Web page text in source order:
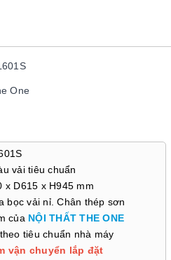
One
vải tiêu chuẩn
x D615 x H945 mm
bọc vải nỉ. Chân thép sơn
của NỘI THẤT THE ONE
tiêu chuẩn nhà máy
vận chuyển lắp đặt